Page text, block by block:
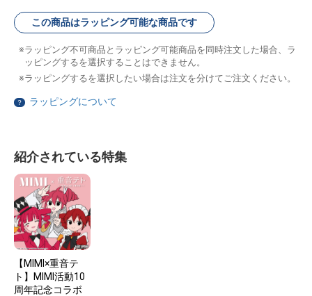
この商品はラッピング可能な商品です
ラッピング不可商品とラッピング可能商品を同時注文した場合、ラ
ッピングするを選択することはできません。
ラッピングするを選択したい場合は注文を分けてご注文ください。
？ ラッピングについて
紹介されている特集
【MIMI×重音テ
ト】MIMI活動10
周年記念コラボ